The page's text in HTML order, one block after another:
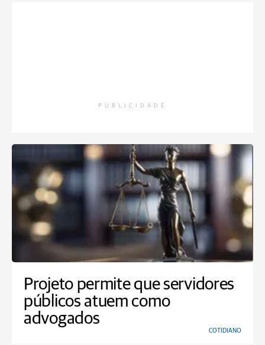
PUBLICIDADE
Projeto permite que servidores
públicos atuem como
advogados
COTIDIANO